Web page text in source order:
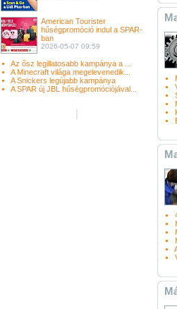
American Tourister
hűségpromóció indul a SPAR-
ban
2026-05-07 09:59
Az ősz legillatosabb kampánya a ...
A Minecraft világa megelevenedik...
A Snickers legújabb kampánya
A SPAR új JBL hűségpromóciójával...